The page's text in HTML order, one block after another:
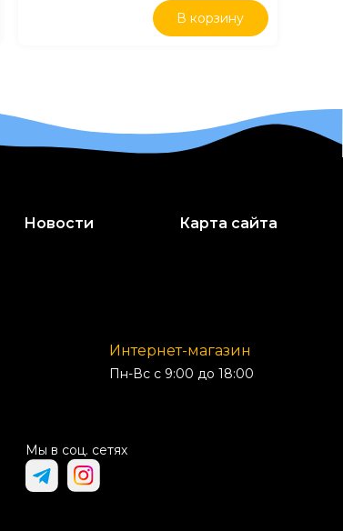
В корзину
Новости Карта сайта
Интернет-магазин
Пн-Вс с 9:00 до 18:00
Мы в соц. сетях